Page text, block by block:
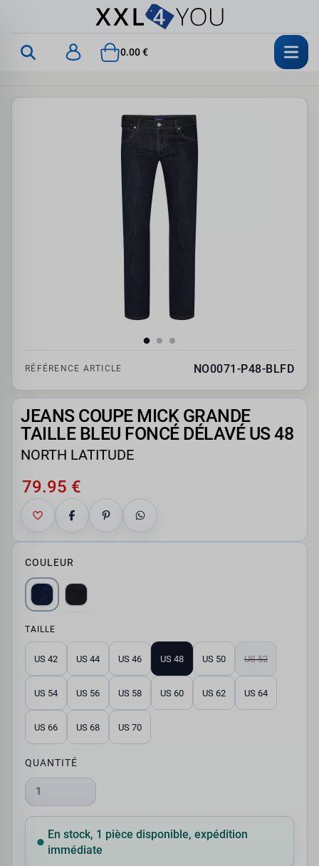
0.00 €
RÉFÉRENCE ARTICLE NO0071-P48-BLFD
JEANS COUPE MICK GRANDE
TAILLE BLEU FONCÉ DÉLAVÉ US 48
NORTH LATITUDE
79.95 €
COULEUR
TAILLE
US 42 US 44 US 46 US 48 US 50 US 52
US 54 US 56 US 58 US 60 US 62 US 64
US 66 US 68 US 70
QUANTITÉ
1
En stock, 1 pièce disponible, expédition
immédiate